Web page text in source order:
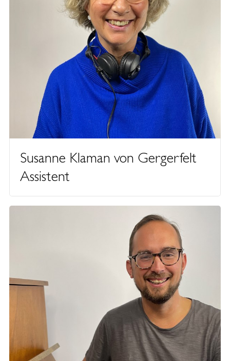
Susanne Klaman von Gergerfelt
Assistent